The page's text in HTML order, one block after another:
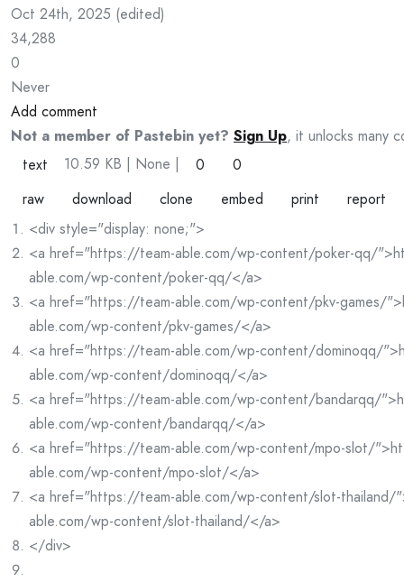
Oct 24th, 2025 (edited)
34,288
0
Never
Add comment
Not a member of Pastebin yet? Sign Up, it unlocks many
text
10.59 KB | None | 0
0
raw
download clone embed print
report
<div style="display: none;">
<a href="https://team-able.com/wp-content/poker-qq/
able.com/wp-content/poker-qq/</a>
<a href="https://team-able.com/wp-content/pkv-games/
able.com/wp-content/pkv-games/</a>
<a href="https://team-able.com/wp-content/dominoqq/
able.com/wp-content/dominoqq/</a>
<a href="https://team-able.com/wp-content/bandarqq/
able.com/wp-content/bandarqq/</a>
<a href="https://team-able.com/wp-content/mpo-slot/
able.com/wp-content/mpo-slot/</a>
<a href="https://team-able.com/wp-content/slot-
able.com/wp-content/slot-thailand/</a>
</div>